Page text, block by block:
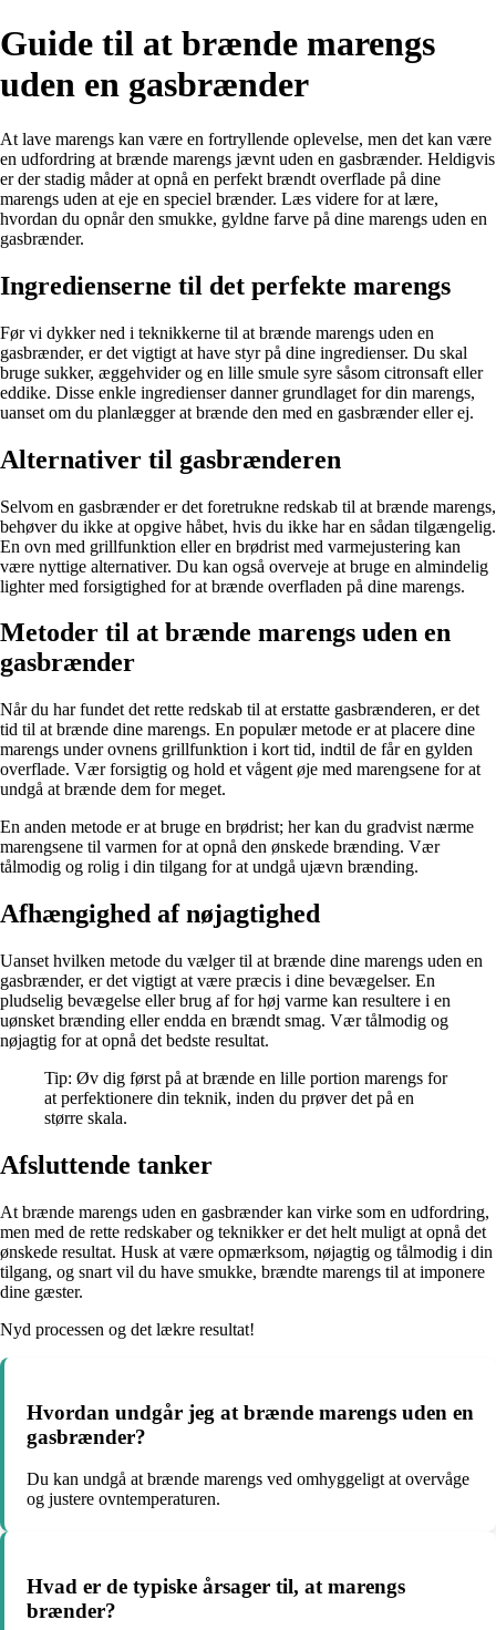
Guide til at brænde marengs
uden en gasbrænder
At lave marengs kan være en fortryllende oplevelse, men det kan være
en udfordring at brænde marengs jævnt uden en gasbrænder. Heldigvis
er der stadig måder at opnå en perfekt brændt overflade på dine
marengs uden at eje en speciel brænder. Læs videre for at lære,
hvordan du opnår den smukke, gyldne farve på dine marengs uden en
gasbrænder.
Ingredienserne til det perfekte marengs
Før vi dykker ned i teknikkerne til at brænde marengs uden en
gasbrænder, er det vigtigt at have styr på dine ingredienser. Du skal
bruge sukker, æggehvider og en lille smule syre såsom citronsaft eller
eddike. Disse enkle ingredienser danner grundlaget for din marengs,
uanset om du planlægger at brænde den med en gasbrænder eller ej.
Alternativer til gasbrænderen
Selvom en gasbrænder er det foretrukne redskab til at brænde marengs,
behøver du ikke at opgive håbet, hvis du ikke har en sådan tilgængelig.
En ovn med grillfunktion eller en brødrist med varmejustering kan
være nyttige alternativer. Du kan også overveje at bruge en almindelig
lighter med forsigtighed for at brænde overfladen på dine marengs.
Metoder til at brænde marengs uden en
gasbrænder
Når du har fundet det rette redskab til at erstatte gasbrænderen, er det
tid til at brænde dine marengs. En populær metode er at placere dine
marengs under ovnens grillfunktion i kort tid, indtil de får en gylden
overflade. Vær forsigtig og hold et vågent øje med marengsene for at
undgå at brænde dem for meget.
En anden metode er at bruge en brødrist; her kan du gradvist nærme
marengsene til varmen for at opnå den ønskede brænding. Vær
tålmodig og rolig i din tilgang for at undgå ujævn brænding.
Afhængighed af nøjagtighed
Uanset hvilken metode du vælger til at brænde dine marengs uden en
gasbrænder, er det vigtigt at være præcis i dine bevægelser. En
pludselig bevægelse eller brug af for høj varme kan resultere i en
uønsket brænding eller endda en brændt smag. Vær tålmodig og
nøjagtig for at opnå det bedste resultat.
Tip: Øv dig først på at brænde en lille portion marengs for
at perfektionere din teknik, inden du prøver det på en
større skala.
Afsluttende tanker
At brænde marengs uden en gasbrænder kan virke som en udfordring,
men med de rette redskaber og teknikker er det helt muligt at opnå det
ønskede resultat. Husk at være opmærksom, nøjagtig og tålmodig i din
tilgang, og snart vil du have smukke, brændte marengs til at imponere
dine gæster.
Nyd processen og det lækre resultat!
Hvordan undgår jeg at brænde marengs uden en
gasbrænder?
Du kan undgå at brænde marengs ved omhyggeligt at overvåge
og justere ovntemperaturen.
Hvad er de typiske årsager til, at marengs
brænder?